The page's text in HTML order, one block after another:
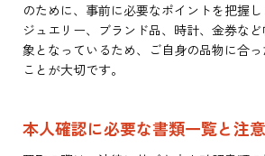
のために、事前に必要なポイントを把握
ジュエリー、ブランド品、時計、金券な
象となっているため、ご自身の品物に合
ことが大切です。
本人確認に必要な書類一覧と注